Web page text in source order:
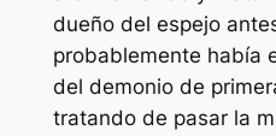
dueño del espejo
probablemente había
del demonio de
tratando de pasar la